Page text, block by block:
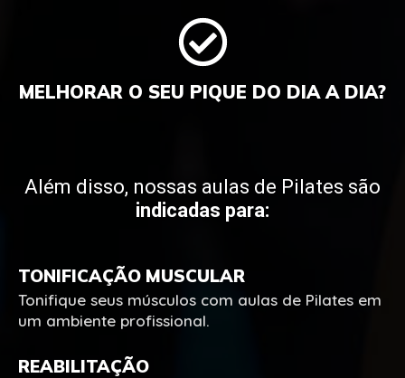
MELHORAR O SEU PIQUE DO DIA A DIA?
Além disso, nossas aulas de Pilates são
indicadas para:
TONIFICAÇÃO MUSCULAR
Tonifique seus músculos com aulas de Pilates em
um ambiente profissional.
REABILITAÇÃO